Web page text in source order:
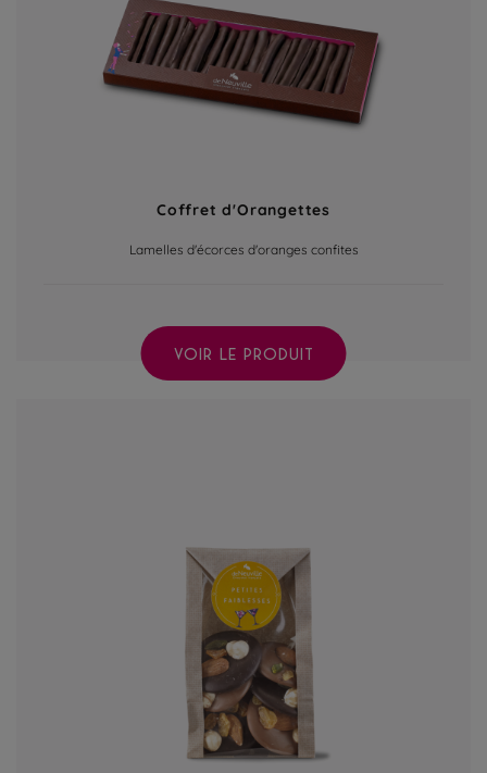
Coffret d'Orangettes
Lamelles d'écorces d'oranges confites
VOIR LE PRODUIT